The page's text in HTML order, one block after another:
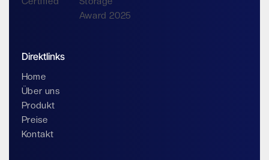
Direktlinks
Home
Über uns
Produkt
Preise
Kontakt